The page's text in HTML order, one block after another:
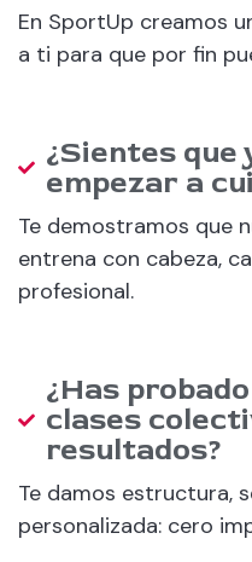
En SportUp creamos
a ti para que por fin
¿Sientes que
empezar a
Te demostramos que
entrena con cabeza,
profesional.
¿Has
clases
resultados?
Te damos estructura,
personalizada: cero